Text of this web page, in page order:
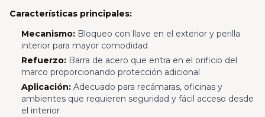
Características principales:
Mecanismo:Bloqueo con llave en el exterior y perilla
interior para mayor comodidad
Refuerzo:Barra de acero que entra en el orificio del
marco proporcionando protección adicional
Aplicación:Adecuado para recámaras, oficinas y
ambientes que requieren seguridad y fácil acceso desde
el interior